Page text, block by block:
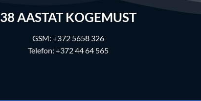
38 AASTAT KOGEMUST
GSM: +372 5658 326
Telefon: +372 44 64 565